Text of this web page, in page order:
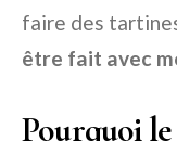
faire des
être fait avec
Pourquoi